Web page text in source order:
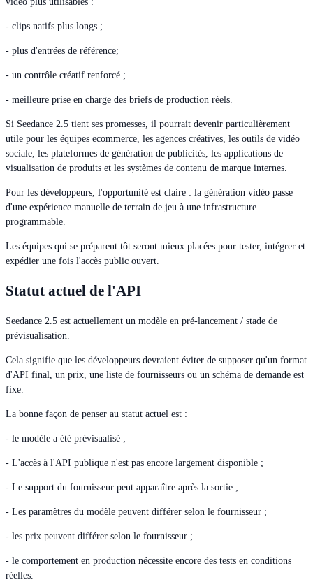
- clips natifs plus longs ;
- plus d'entrées de référence;
- un contrôle créatif renforcé ;
- meilleure prise en charge des briefs de production réels.
Si Seedance 2.5 tient ses promesses, il pourrait devenir particulièrement
utile pour les équipes ecommerce, les agences créatives, les outils de vidéo
sociale, les plateformes de génération de publicités, les applications de
visualisation de produits et les systèmes de contenu de marque internes.
Pour les développeurs, l'opportunité est claire : la génération vidéo passe
d'une expérience manuelle de terrain de jeu à une infrastructure
programmable.
Les équipes qui se préparent tôt seront mieux placées pour tester, intégrer et
expédier une fois l'accès public ouvert.
Statut actuel de l'API
Seedance 2.5 est actuellement un modèle en pré-lancement / stade de
prévisualisation.
Cela signifie que les développeurs devraient éviter de supposer qu'un format
d'API final, un prix, une liste de fournisseurs ou un schéma de demande est
fixe.
La bonne façon de penser au statut actuel est :
- le modèle a été prévisualisé ;
- L'accès à l'API publique n'est pas encore largement disponible ;
- Le support du fournisseur peut apparaître après la sortie ;
- Les paramètres du modèle peuvent différer selon le fournisseur ;
- les prix peuvent différer selon le fournisseur ;
- le comportement en production nécessite encore des tests en conditions
réelles.